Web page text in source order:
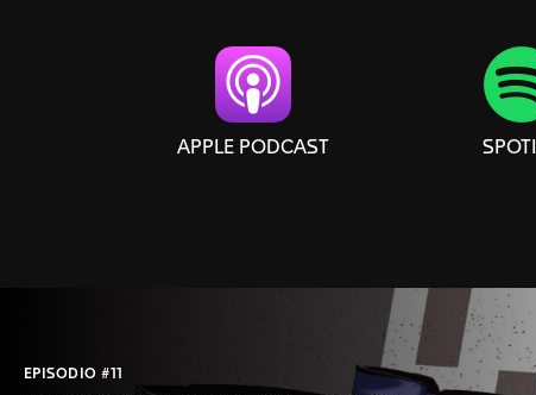
APPLE PODCAST
EPISODIO #11